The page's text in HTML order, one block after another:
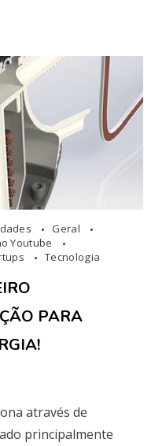
Geral
Youtube
Tecnologia
PARA
através de
principalmente